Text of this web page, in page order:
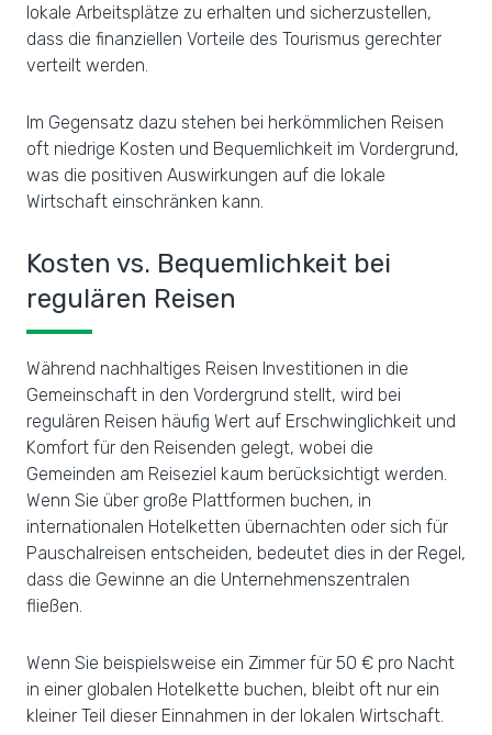
lokale Arbeitsplätze zu erhalten und sicherzustellen,
dass die finanziellen Vorteile des Tourismus gerechter
verteilt werden.
Im Gegensatz dazu stehen bei herkömmlichen Reisen
oft niedrige Kosten und Bequemlichkeit im Vordergrund,
was die positiven Auswirkungen auf die lokale
Wirtschaft einschränken kann.
Kosten vs. Bequemlichkeit bei
regulären Reisen
Während nachhaltiges Reisen Investitionen in die
Gemeinschaft in den Vordergrund stellt, wird bei
regulären Reisen häufig Wert auf Erschwinglichkeit und
Komfort für den Reisenden gelegt, wobei die
Gemeinden am Reiseziel kaum berücksichtigt werden.
Wenn Sie über große Plattformen buchen, in
internationalen Hotelketten übernachten oder sich für
Pauschalreisen entscheiden, bedeutet dies in der Regel,
dass die Gewinne an die Unternehmenszentralen
fließen.
Wenn Sie beispielsweise ein Zimmer für 50 € pro Nacht
in einer globalen Hotelkette buchen, bleibt oft nur ein
kleiner Teil dieser Einnahmen in der lokalen Wirtschaft.